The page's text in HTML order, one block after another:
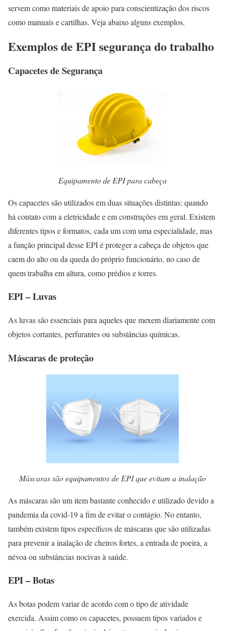
servem como materiais de apoio para conscientização dos riscos
como manuais e cartilhas. Veja abaixo alguns exemplos.
Exemplos de EPI segurança do trabalho
Capacetes de Segurança
Equipamento de EPI para cabeça
Os capacetes são utilizados em duas situações distintas: quando
há contato com a eletricidade e em construções em geral. Existem
diferentes tipos e formatos, cada um com uma especialidade, mas
a função principal desse EPI é proteger a cabeça de objetos que
caem do alto ou da queda do próprio funcionário, no caso de
quem trabalha em altura, como prédios e torres.
EPI – Luvas
As luvas são essenciais para aqueles que mexem diariamente com
objetos cortantes, perfurantes ou substâncias químicas.
Máscaras de proteção
Máscaras são equipamentos de EPI que evitam a inalação
As máscaras são um item bastante conhecido e utilizado devido a
pandemia da covid-19 a fim de evitar o contágio. No entanto,
também existem tipos específicos de máscaras que são utilizadas
para prevenir a inalação de cheiros fortes, a entrada de poeira, a
névoa ou substâncias nocivas à saúde.
EPI – Botas
As botas podem variar de acordo com o tipo de atividade
exercida. Assim como os capacetes, possuem tipos variados e